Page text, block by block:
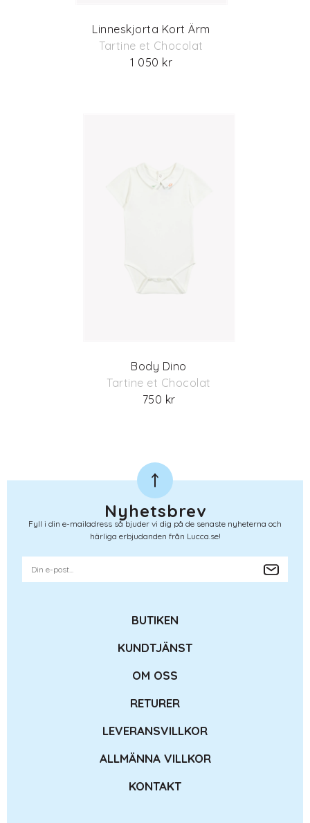
Linneskjorta Kort Ärm
Tartine et Chocolat
1 050 kr
Body Dino
Tartine et Chocolat
750 kr
Nyhetsbrev
Fyll i din e-mailadress så bjuder vi dig på de senaste nyheterna och
härliga erbjudanden från Lucca.se!
BUTIKEN
KUNDTJÄNST
OM OSS
RETURER
LEVERANSVILLKOR
ALLMÄNNA VILLKOR
KONTAKT